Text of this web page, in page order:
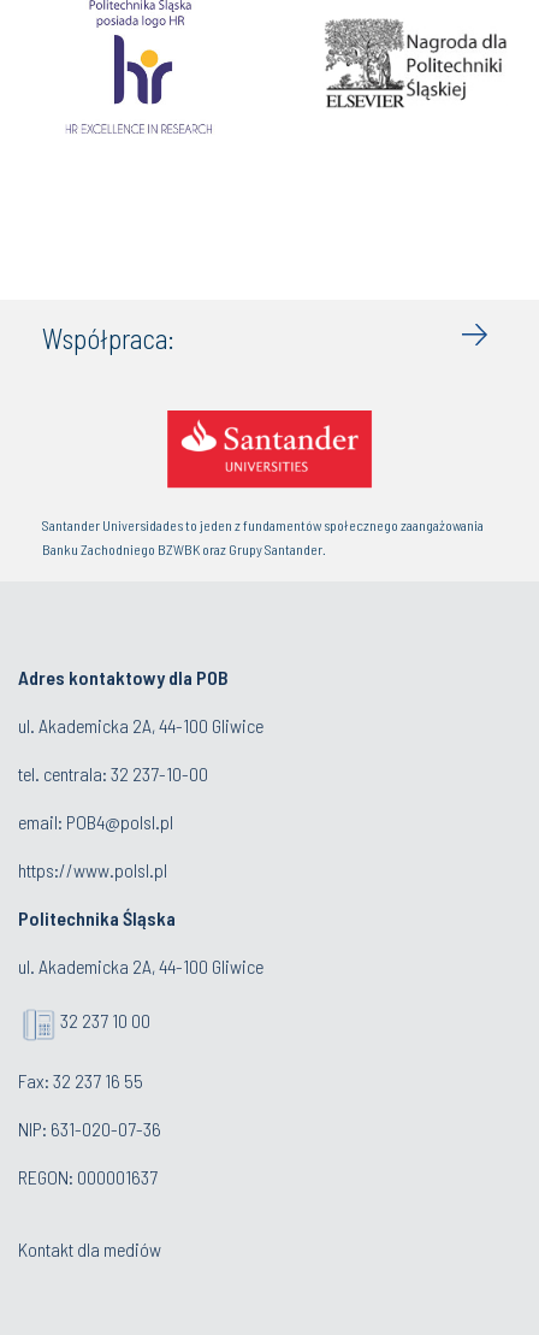
Współpraca:
Santander Universidades to jeden z fundamentów społecznego zaangażowania
Banku Zachodniego BZWBK oraz Grupy Santander.
Adres kontaktowy dla POB
ul. Akademicka 2A, 44-100 Gliwice
tel. centrala: 32 237-10-00
email: POB4@polsl.pl
https://www.polsl.pl
Politechnika Śląska
ul. Akademicka 2A, 44-100 Gliwice
32 237 10 00
Fax: 32 237 16 55
NIP: 631-020-07-36
REGON: 000001637
Kontakt dla mediów